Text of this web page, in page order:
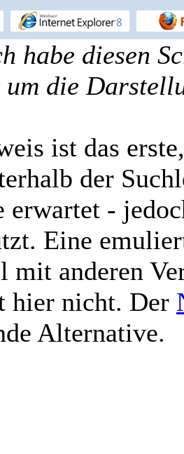
habe diesen
um die
ist das
der
erwartet -
Eine
mit anderen
hier nicht. Der
Alternative.